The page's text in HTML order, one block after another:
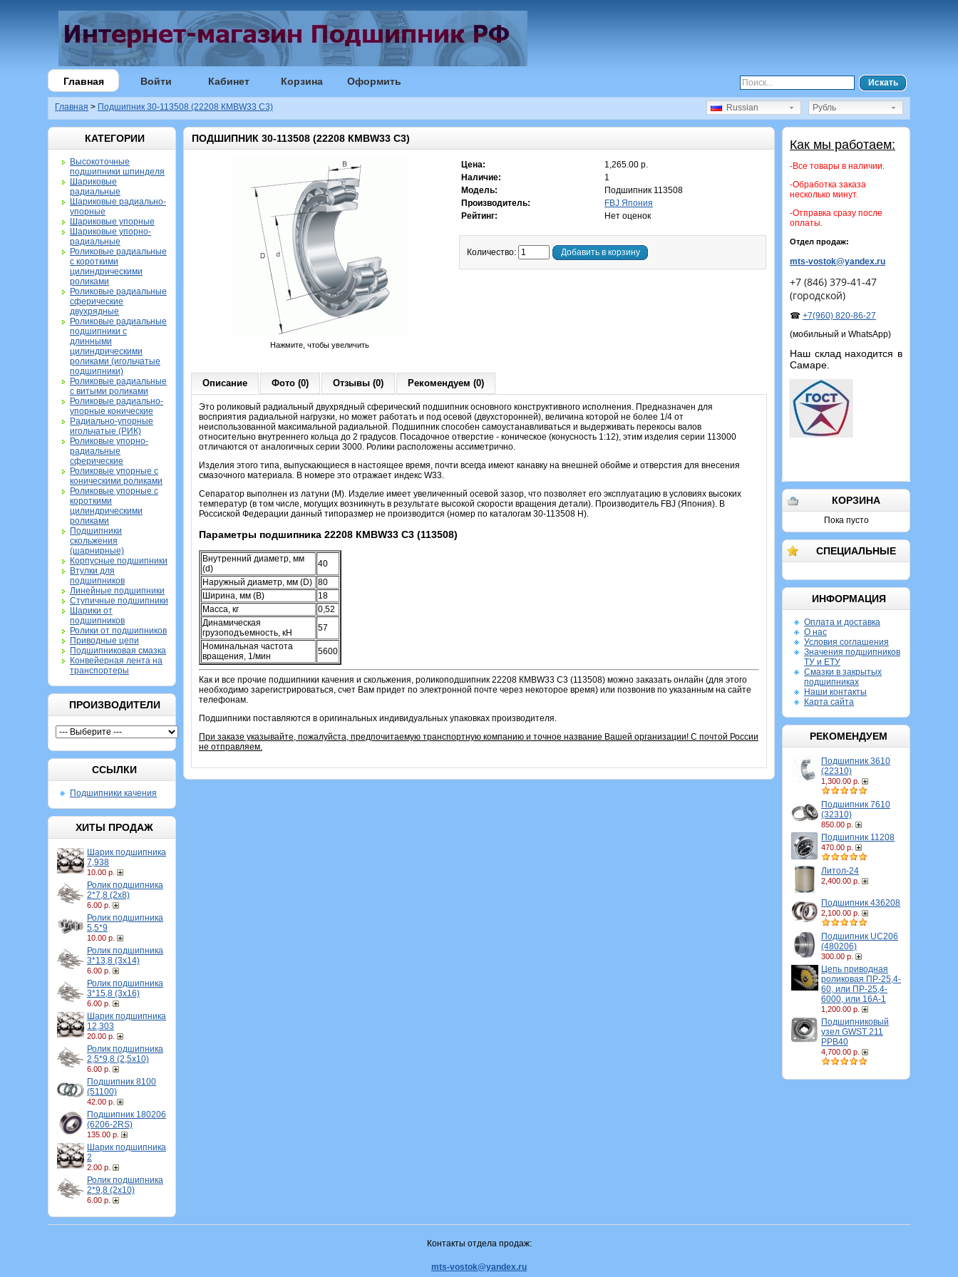
Главная Войти Кабинет Корзина Оформить Искать
Главная > Подшипник 30-113508 (22208 КМВW33 С3) Рубль
Russian
КАТЕГОРИИ
Высокоточные
подшипники шпинделя
Шариковые
радиальные
Шариковые радиально-
упорные
Шариковые упорные
Шариковые упорно-
радиальные
Роликовые радиальные
с короткими
цилиндрическими
роликами
Роликовые радиальные
сферические
двухрядные
Роликовые радиальные
подшипники с
длинными
цилиндрическими
роликами (игольчатые
подшипники)
Роликовые радиальные
с витыми роликами
Роликовые радиально-
упорные конические
Радиально-упорные
игольчатые (РИК)
Роликовые упорно-
радиальные
сферические
Роликовые упорные с
коническими роликами
Роликовые упорные с
короткими
цилиндрическими
роликами
Подшипники
скольжения
(шарнирные)
Корпусные подшипники
Втулки для
подшипников
Линейные подшипники
Ступичные подшипники
Шарики от
подшипников
Ролики от подшипников
Приводные цепи
Подшипниковая смазка
Конвейерная лента на
транспортеры
ПРОИЗВОДИТЕЛИ
ССЫЛКИ
Подшипники качения
ХИТЫ ПРОДАЖ
Шарик подшипника
7,938
10.00 р.
Ролик подшипника
2*7,8 (2х8)
6.00 р.
Ролик подшипника
5,5*9
10.00 р.
Ролик подшипника
3*13,8 (3х14)
6.00 р.
Ролик подшипника
3*15,8 (3х16)
6.00 р.
Шарик подшипника
12,303
20.00 р.
Ролик подшипника
2,5*9,8 (2,5х10)
6.00 р.
Подшипник 8100
(51100)
42.00 р.
Подшипник 180206
(6206-2RS)
135.00 р.
Шарик подшипника
2
2.00 р.
Ролик подшипника
2*9,8 (2х10)
6.00 р.
Как мы работаем:
-Все товары в наличии.
-Обработка заказа
несколько минут.
-Отправка сразу после
оплаты.
Отдел продаж:
mts-vostok@yandex.ru
+7 (846) 379-41-47
(городской)
☎ +7(960) 820-86-27
(мобильный и WhatsApp)
Наш склад находится в
Самаре.
КОРЗИНА
Пока пусто
СПЕЦИАЛЬНЫЕ
ИНФОРМАЦИЯ
Оплата и доставка
О нас
Условия соглашения
Значения подшипников
ТУ и ЕТУ
Смазки в закрытых
подшипниках
Наши контакты
Карта сайта
РЕКОМЕНДУЕМ
Подшипник 3610
(22310)
1,300.00 р.
Подшипник 7610
(32310)
850.00 р.
Подшипник 11208
470.00 р.
Литол-24
2,400.00 р.
Подшипник 436208
2,100.00 р.
Подшипник UC206
(480206)
300.00 р.
Цепь приводная
роликовая ПР-25,4-
60, или ПР-25,4-
6000, или 16A-1
1,200.00 р.
Подшипниковый
узел GWST 211
PPB40
4,700.00 р.
ПОДШИПНИК 30-113508 (22208 КМВW33 С3)
Нажмите, чтобы увеличить
Цена:
1,265.00 р.
Наличие:
1
Модель:
Подшипник 113508
Производитель:
FBJ Япония
Рейтинг:
Нет оценок
Количество: Добавить в корзину
Описание Фото (0) Отзывы (0) Рекомендуем (0)
Это роликовый радиальный двухрядный сферический подшипник основного конструктивного исполнения. Предназначен для
восприятия радиальной нагрузки, но может работать и под осевой (двухсторонней), величина которой не более 1/4 от
неиспользованной максимальной радиальной. Подшипник способен самоустанавливаться и выдерживать перекосы валов
относительно внутреннего кольца до 2 градусов. Посадочное отверстие - коническое (конусность 1:12), этим изделия серии 113000
отличаются от аналогичных серии 3000. Ролики расположены ассиметрично.
Изделия этого типа, выпускающиеся в настоящее время, почти всегда имеют канавку на внешней обойме и отверстия для внесения
смазочного материала. В номере это отражает индекс W33.
Сепаратор выполнен из латуни (M). Изделие имеет увеличенный осевой зазор, что позволяет его эксплуатацию в условиях высоких
температур (в том числе, могущих возникнуть в результате высокой скорости вращения детали). Производитель FBJ (Япония). В
Россиской Федерации данный типоразмер не производится (номер по каталогам 30-113508 Н).
Параметры подшипника 22208 КМВW33 С3 (113508)
Внутренний диаметр, мм
(d)
40
Наружный диаметр, мм (D) 80
Ширина, мм (B)
18
Масса, кг
0,52
Динамическая
грузоподъемность, кН
57
Номинальная частота
вращения, 1/мин
5600
Как и все прочие подшипники качения и скольжения, роликоподшипник 22208 КМВW33 С3 (113508) можно заказать онлайн (для этого
необходимо зарегистрироваться, счет Вам придет по электронной почте через некоторое время) или позвонив по указанным на сайте
телефонам.
Подшипники поставляются в оригинальных индивидуальных упаковках производителя.
При заказе указывайте, пожалуйста, предпочитаемую транспортную компанию и точное название Вашей организации! С почтой России
не отправляем.
Контакты отдела продаж:
mts-vostok@yandex.ru